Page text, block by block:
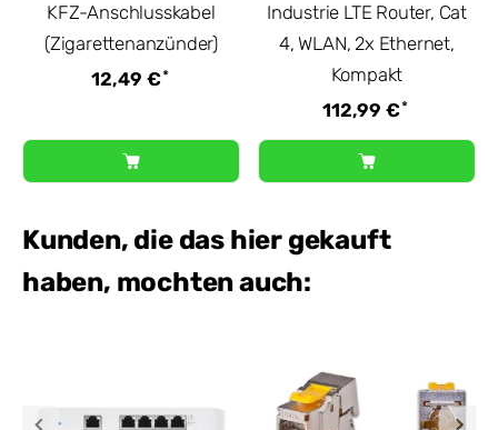
KFZ-Anschlusskabel
(Zigarettenanzünder)
12,49 €*
Industrie LTE Router, Cat
4, WLAN, 2x Ethernet,
Kompakt
112,99 €*
Kunden, die das hier gekauft
haben, mochten auch: